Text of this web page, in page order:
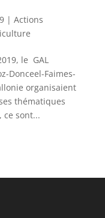
| Actions
le GAL
Donceel-Faimes-
organisaient
thématiques
ce sont...